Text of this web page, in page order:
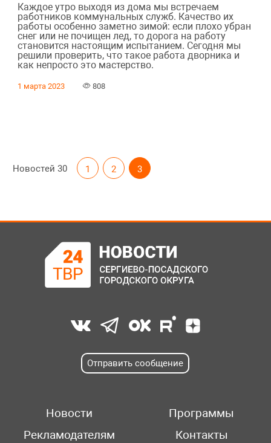
Каждое утро выходя из дома мы встречаем
работников коммунальных служб. Качество их
работы особенно заметно зимой: если плохо убран
снег или не почищен лед, то дорога на работу
становится настоящим испытанием. Сегодня мы
решили проверить, что такое работа дворника и
как непросто это мастерство.
1 марта 2023 808
Новостей 30 1 2 3
Отправить сообщение
Новости
Программы
Рекламодателям
Контакты